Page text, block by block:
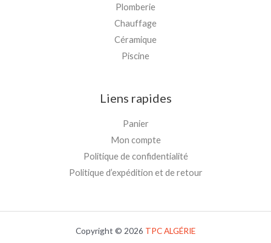
Plomberie
Chauffage
Céramique
Piscine
Liens rapides
Panier
Mon compte
Politique de confidentialité
Politique d’expédition et de retour
Copyright © 2026 TPCALGÉRIE